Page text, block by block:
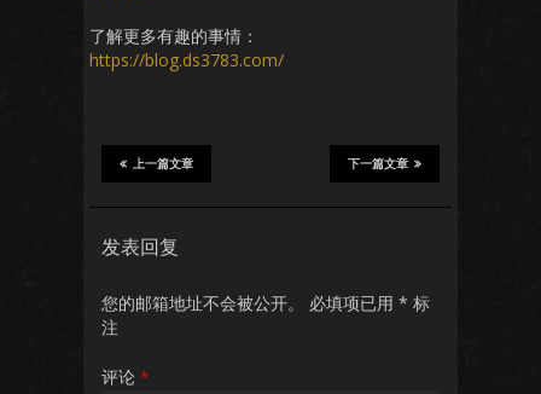
了解更多有趣的事情：
https://blog.ds3783.com/
下一篇文章
上一篇文章
发表回复
您的邮箱地址不会被公开。 必填项已用 * 标
注
评论 *